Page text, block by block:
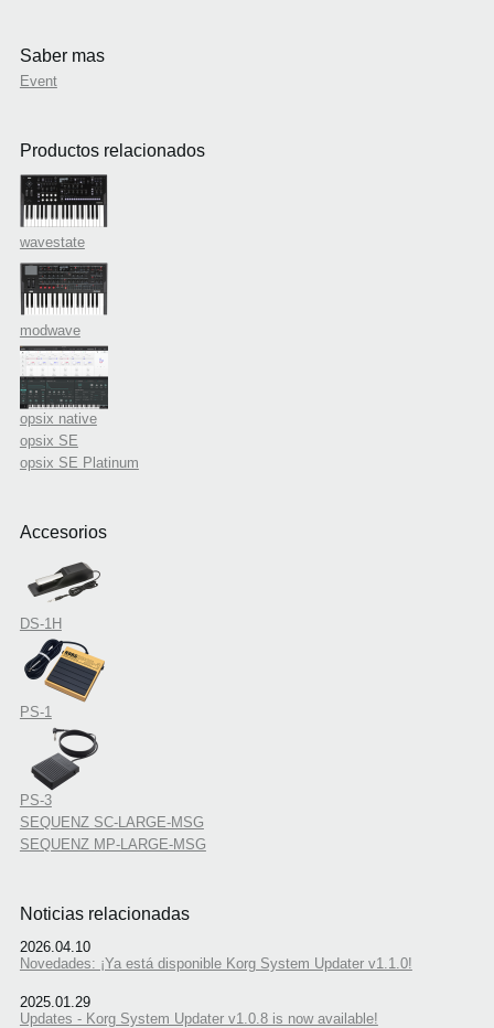
Saber mas
Event
Productos relacionados
wavestate
modwave
opsix native
opsix SE
opsix SE Platinum
Accesorios
DS-1H
PS-1
PS-3
SEQUENZ SC-LARGE-MSG
SEQUENZ MP-LARGE-MSG
Noticias relacionadas
2026.04.10
Novedades: ¡Ya está disponible Korg System Updater v1.1.0!
2025.01.29
Updates - Korg System Updater v1.0.8 is now available!